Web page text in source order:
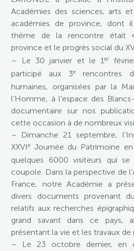
Académies des sciences, arts
académies de province, dont
thème de la rencontre était
province et le progrès social du
– Le 30 janvier et le 1er
participé aux 3e
rencontres
humaines, organisées par la
l’Homme, à l’espace des
documentaire sur nos
cette occasion à de nombreux
– Dimanche 21 septembre,
XXVIe
Journée du Patrimoine
quelques 6000 visiteurs qui
coupole. Dans la perspective de
France, notre Académie a
divers documents provenant
relatifs aux recherches
grand savant dans ce pays,
présentant la vie et les travaux
– Le 23 octobre dernier, en